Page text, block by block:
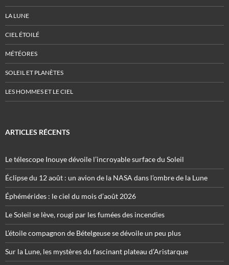
LA LUNE
CIEL ÉTOILÉ
MÉTÉORES
SOLEIL ET PLANÈTES
LES HOMMES ET LE CIEL
ARTICLES RÉCENTS
Le télescope Inouye dévoile l’incroyable surface du Soleil
Éclipse du 12 août : un avion de la NASA dans l’ombre de la Lune
Éphémérides : le ciel du mois d’août 2026
Le Soleil se lève, rougi par les fumées des incendies
L’étoile compagnon de Bételgeuse se dévoile un peu plus
Sur la Lune, les mystères du fascinant plateau d’Aristarque